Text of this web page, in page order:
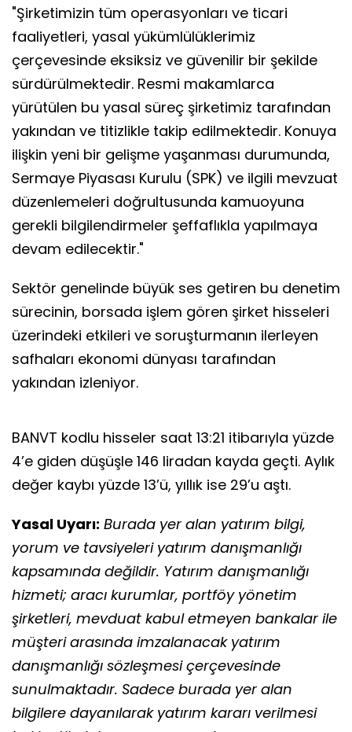
"Şirketimizin tüm operasyonları ve ticari
faaliyetleri, yasal yükümlülüklerimiz
çerçevesinde eksiksiz ve güvenilir bir şekilde
sürdürülmektedir. Resmi makamlarca
yürütülen bu yasal süreç şirketimiz tarafından
yakından ve titizlikle takip edilmektedir. Konuya
ilişkin yeni bir gelişme yaşanması durumunda,
Sermaye Piyasası Kurulu (SPK) ve ilgili mevzuat
düzenlemeleri doğrultusunda kamuoyuna
gerekli bilgilendirmeler şeffaflıkla yapılmaya
devam edilecektir."
Sektör genelinde büyük ses getiren bu denetim
sürecinin, borsada işlem gören şirket hisseleri
üzerindeki etkileri ve soruşturmanın ilerleyen
safhaları ekonomi dünyası tarafından
yakından izleniyor.
BANVT kodlu hisseler saat 13:21 itibarıyla yüzde
4’e giden düşüşle 146 liradan kayda geçti. Aylık
değer kaybı yüzde 13’ü, yıllık ise 29’u aştı.
Yasal Uyarı: Burada yer alan yatırım bilgi,
yorum ve tavsiyeleri yatırım danışmanlığı
kapsamında değildir. Yatırım danışmanlığı
hizmeti; aracı kurumlar, portföy yönetim
şirketleri, mevduat kabul etmeyen bankalar ile
müşteri arasında imzalanacak yatırım
danışmanlığı sözleşmesi çerçevesinde
sunulmaktadır. Sadece burada yer alan
bilgilere dayanılarak yatırım kararı verilmesi